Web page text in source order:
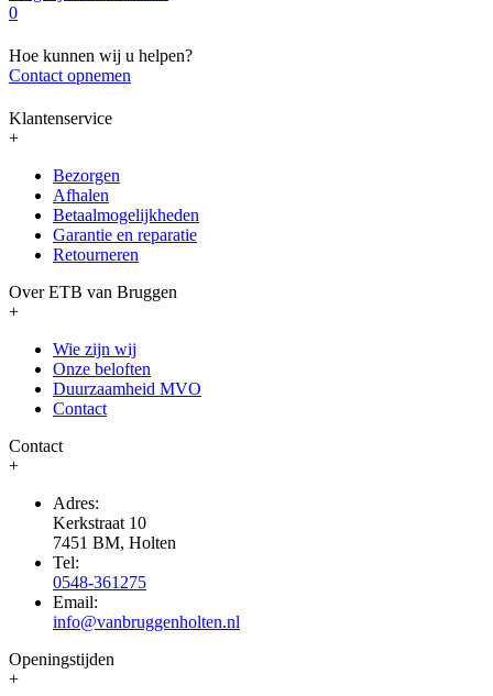
0
Hoe kunnen wij u helpen?
Contact opnemen
Klantenservice
+
Bezorgen
Afhalen
Betaalmogelijkheden
Garantie en reparatie
Retourneren
Over ETB van Bruggen
+
Wie zijn wij
Onze beloften
Duurzaamheid MVO
Contact
Contact
+
Adres:
Kerkstraat 10
7451 BM, Holten
Tel:
0548-361275
Email:
info@vanbruggenholten.nl
Openingstijden
+